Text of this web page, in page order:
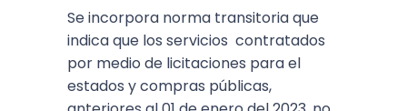
Se incorpora norma transitoria que
indica que los servicios contratados
por medio de licitaciones para el
estados y compras públicas,